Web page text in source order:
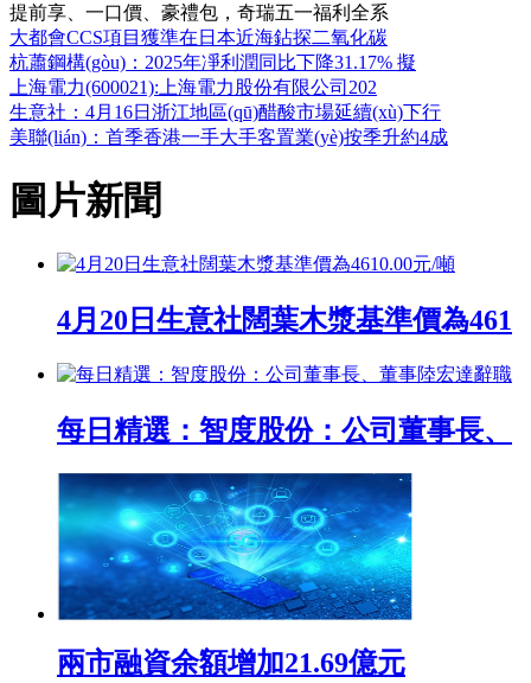
提前享、一口價、豪禮包，奇瑞五一福利全系
大都會CCS項目獲準在日本近海鉆探二氧化碳
杭蕭鋼構(gòu)：2025年凈利潤同比下降31.17% 擬
上海電力(600021):上海電力股份有限公司202
生意社：4月16日浙江地區(qū)醋酸市場延續(xù)下行
美聯(lián)：首季香港一手大手客置業(yè)按季升約4成
圖片新聞
4月20日生意社闊葉木漿基準價為461
每日精選：智度股份：公司董事長、
兩市融資余額增加21.69億元